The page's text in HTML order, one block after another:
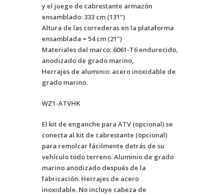
y el juego de cabrestante armazón
ensamblado: 333 cm (131")
Altura de las correderas en la plataforma
ensamblada = 54 cm (21")
Materiales del marco: 6061-T6 endurecido,
anodizado de grado marino,
Herrajes de aluminio: acero inoxidable de
grado marino.
WZ1-ATVHK
El kit de enganche para ATV (opcional)se
conecta al kit de cabrestante (opcional)
para remolcar fácilmente detrás de su
vehículo todo terreno.Aluminio de grado
marino anodizado después de la
fabricación. Herrajes de acero
inoxidable. No incluye cabeza de